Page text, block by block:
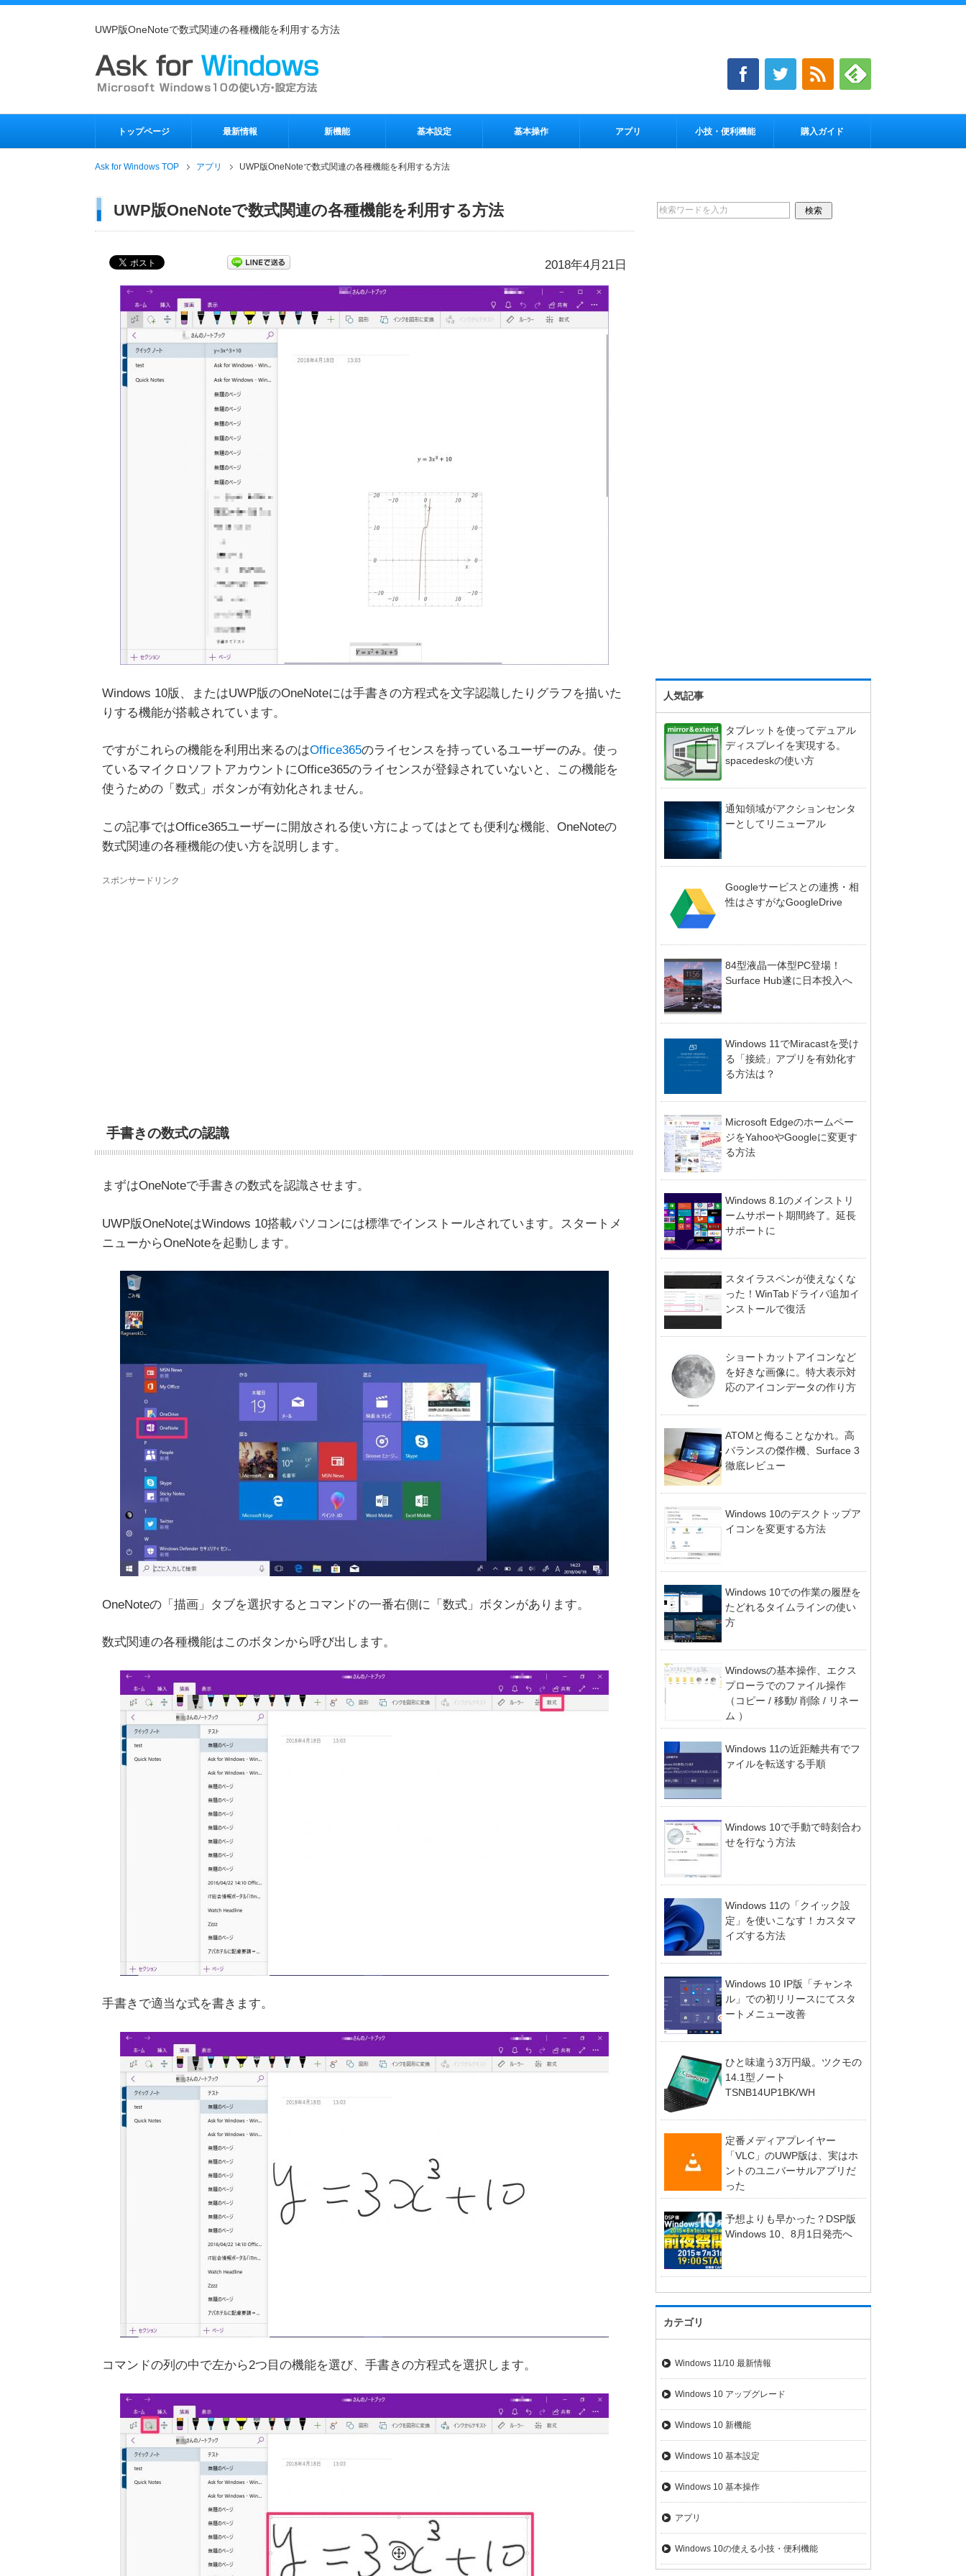
UWP版OneNoteで数式関連の各種機能を利用する方法
トップページ 最新情報 新機能 基本設定 基本操作 アプリ 小技・便利機能 購入ガイド
Ask for Windows TOP アプリ UWP版OneNoteで数式関連の各種機能を利用する方法
UWP版OneNoteで数式関連の各種機能を利用する方法
2018年4月21日
Windows 10版、またはUWP版のOneNoteには手書きの方程式を文字認識したりグラフを描いた
りする機能が搭載されています。
ですがこれらの機能を利用出来るのはOffice365のライセンスを持っているユーザーのみ。使っ
ているマイクロソフトアカウントにOffice365のライセンスが登録されていないと、この機能を
使うための「数式」ボタンが有効化されません。
この記事ではOffice365ユーザーに開放される使い方によってはとても便利な機能、OneNoteの
数式関連の各種機能の使い方を説明します。
スポンサードリンク
手書きの数式の認識
まずはOneNoteで手書きの数式を認識させます。
UWP版OneNoteはWindows 10搭載パソコンには標準でインストールされています。スタートメ
ニューからOneNoteを起動します。
OneNoteの「描画」タブを選択するとコマンドの一番右側に「数式」ボタンがあります。
数式関連の各種機能はこのボタンから呼び出します。
手書きで適当な式を書きます。
コマンドの列の中で左から2つ目の機能を選び、手書きの方程式を選択します。
人気記事
タブレットを使ってデュアル
ディスプレイを実現する。
spacedeskの使い方
通知領域がアクションセンタ
ーとしてリニューアル
Googleサービスとの連携・相
性はさすがなGoogleDrive
84型液晶一体型PC登場！
Surface Hub遂に日本投入へ
Windows 11でMiracastを受け
る「接続」アプリを有効化す
る方法は？
Microsoft Edgeのホームペー
ジをYahooやGoogleに変更す
る方法
Windows 8.1のメインストリ
ームサポート期間終了。延長
サポートに
スタイラスペンが使えなくな
った！WinTabドライバ追加イ
ンストールで復活
ショートカットアイコンなど
を好きな画像に。特大表示対
応のアイコンデータの作り方
ATOMと侮ることなかれ。高
バランスの傑作機、Surface 3
徹底レビュー
Windows 10のデスクトップア
イコンを変更する方法
Windows 10での作業の履歴を
たどれるタイムラインの使い
方
Windowsの基本操作、エクス
プローラでのファイル操作
（コピー / 移動/ 削除 / リネー
ム ）
Windows 11の近距離共有でフ
ァイルを転送する手順
Windows 10で手動で時刻合わ
せを行なう方法
Windows 11の「クイック設
定」を使いこなす！カスタマ
イズする方法
Windows 10 IP版「チャンネ
ル」での初リリースにてスタ
ートメニュー改善
ひと味違う3万円級。ツクモの
14.1型ノート
TSNB14UP1BK/WH
定番メディアプレイヤー
「VLC」のUWP版は、実はホ
ントのユニバーサルアプリだ
った
予想よりも早かった？DSP版
Windows 10、8月1日発売へ
カテゴリ
Windows 11/10 最新情報
Windows 10 アップグレード
Windows 10 新機能
Windows 10 基本設定
Windows 10 基本操作
アプリ
Windows 10の使える小技・便利機能